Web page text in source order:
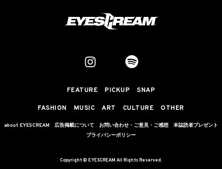
FEATURE PICKUP SNAP
FASHION MUSIC ART CULTURE OTHER
about EYESCREAM 広告掲載について お問い合わせ・ご意見・ご感想
本誌読者プレゼント
プライバシーポリシー
Copyright © EYESCREAM All Rights Reserved.